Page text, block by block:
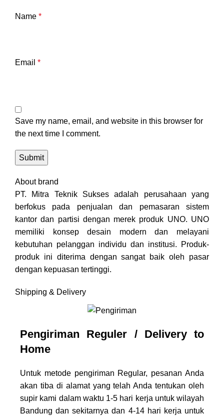
Name *
Email *
Save my name, email, and website in this browser for
the next time I comment.
About brand
PT. Mitra Teknik Sukses adalah perusahaan yang
berfokus pada penjualan dan pemasaran sistem
kantor dan partisi dengan merek produk UNO. UNO
memiliki konsep desain modern dan melayani
kebutuhan pelanggan individu dan institusi. Produk-
produk ini diterima dengan sangat baik oleh pasar
dengan kepuasan tertinggi.
Shipping & Delivery
Pengiriman Reguler / Delivery to
Home
Untuk metode pengiriman Regular, pesanan Anda
akan tiba di alamat yang telah Anda tentukan oleh
supir kami dalam waktu 1-5 hari kerja untuk wilayah
Bandung dan sekitarnya dan 4-14 hari kerja untuk